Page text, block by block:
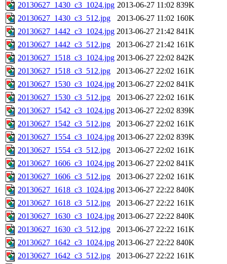
20130627_1430_c3_1024.jpg 2013-06-27 11:02 839K
20130627_1430_c3_512.jpg
2013-06-27 11:02 160K
20130627_1442_c3_1024.jpg 2013-06-27 21:42 841K
20130627_1442_c3_512.jpg
2013-06-27 21:42 161K
20130627_1518_c3_1024.jpg 2013-06-27 22:02 842K
20130627_1518_c3_512.jpg
2013-06-27 22:02 161K
20130627_1530_c3_1024.jpg 2013-06-27 22:02 841K
20130627_1530_c3_512.jpg
2013-06-27 22:02 161K
20130627_1542_c3_1024.jpg 2013-06-27 22:02 839K
20130627_1542_c3_512.jpg
2013-06-27 22:02 161K
20130627_1554_c3_1024.jpg 2013-06-27 22:02 839K
20130627_1554_c3_512.jpg
2013-06-27 22:02 161K
20130627_1606_c3_1024.jpg 2013-06-27 22:02 841K
20130627_1606_c3_512.jpg
2013-06-27 22:02 161K
20130627_1618_c3_1024.jpg 2013-06-27 22:22 840K
20130627_1618_c3_512.jpg
2013-06-27 22:22 161K
20130627_1630_c3_1024.jpg 2013-06-27 22:22 840K
20130627_1630_c3_512.jpg
2013-06-27 22:22 161K
20130627_1642_c3_1024.jpg 2013-06-27 22:22 840K
20130627_1642_c3_512.jpg
2013-06-27 22:22 161K